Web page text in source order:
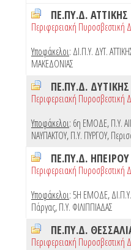
ΠΕ.ΠΥ.Δ. ΑΤΤΙΚΗΣ
Περιφερειακή Πυροσβεστική
Υποφάκελοι: ΔΙ.Π.Υ. ΔΥΤ.
ΜΑΚΕΔΟΝΙΑΣ
ΠΕ.ΠΥ.Δ.
Περιφερειακή Πυροσβεστική
Υποφάκελοι: 6η ΕΜΟΔΕ,Π.Υ.
ΝΑΥΠΑΚΤΟΥ,Π.Υ. ΠΥΡΓΟΥ,
ΠΕ.ΠΥ.Δ. ΗΠΕΙΡΟΥ
Περιφερειακή Πυροσβεστική
Υποφάκελοι: 5Η ΕΜΟΔΕ,
Πάργας,Π.Υ. ΦΙΛΙΠΠΙΑΔΑΣ
ΠΕ.ΠΥ.Δ.
Περιφερειακή Πυροσβεστική